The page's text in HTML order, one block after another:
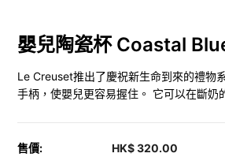
嬰兒陶瓷杯 Coastal
Le Creuset推出了慶祝新生命到來的禮物
手柄，使嬰兒更容易握住。 它可以在斷奶
售價: HK$ 320.00